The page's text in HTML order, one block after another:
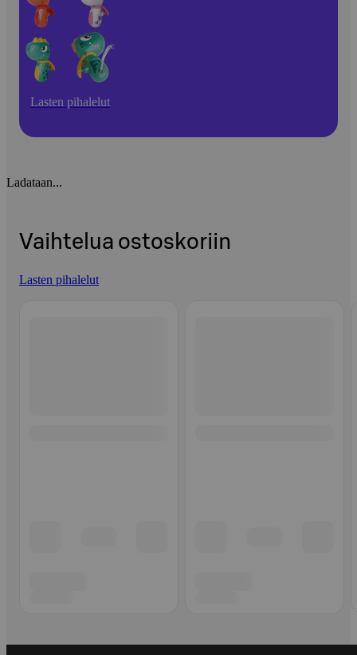
Lasten pihalelut
Ladataan...
Vaihtelua ostoskoriin
Lasten pihalelut